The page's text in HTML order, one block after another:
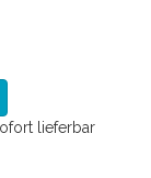
lieferbar